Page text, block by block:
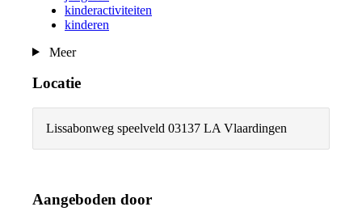
kinderactiviteiten
kinderen
Meer
Locatie
Lissabonweg speelveld 03137 LA Vlaardingen
Aangeboden door